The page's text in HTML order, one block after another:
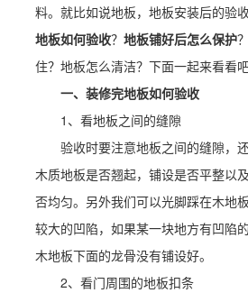
料。就比如说地板，地板安装后的验
地板如何验收？ 地板铺好后怎么保护
住？地板怎么清洁？下面一起来看看吧
一、装修完地板如何验收
1、看地板之间的缝隙
验收时要注意地板之间的缝隙，
木质地板是否翘起，铺设是否平整以
否均匀。另外我们可以光脚踩在木地
较大的凹陷，如果某一块地方有凹陷
木地板下面的龙骨没有铺设好。
2、看门周围的地板扣条